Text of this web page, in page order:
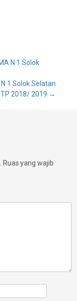
N 1 Solok
1 Solok Selatan
TP 2018/ 2019 →
Ruas yang wajib